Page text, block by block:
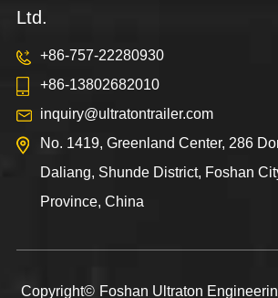
Ltd.
+86-757-22280930
+86-13802682010
inquiry@ultratontrailer.com
No. 1419, Greenland Center, 286
Daliang, Shunde District, Foshan
Province, China
Copyright© Foshan Ultraton